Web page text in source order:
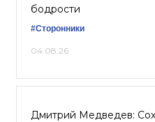
бодрости
#Сторонники
04.08.26
Дмитрий Медведев: